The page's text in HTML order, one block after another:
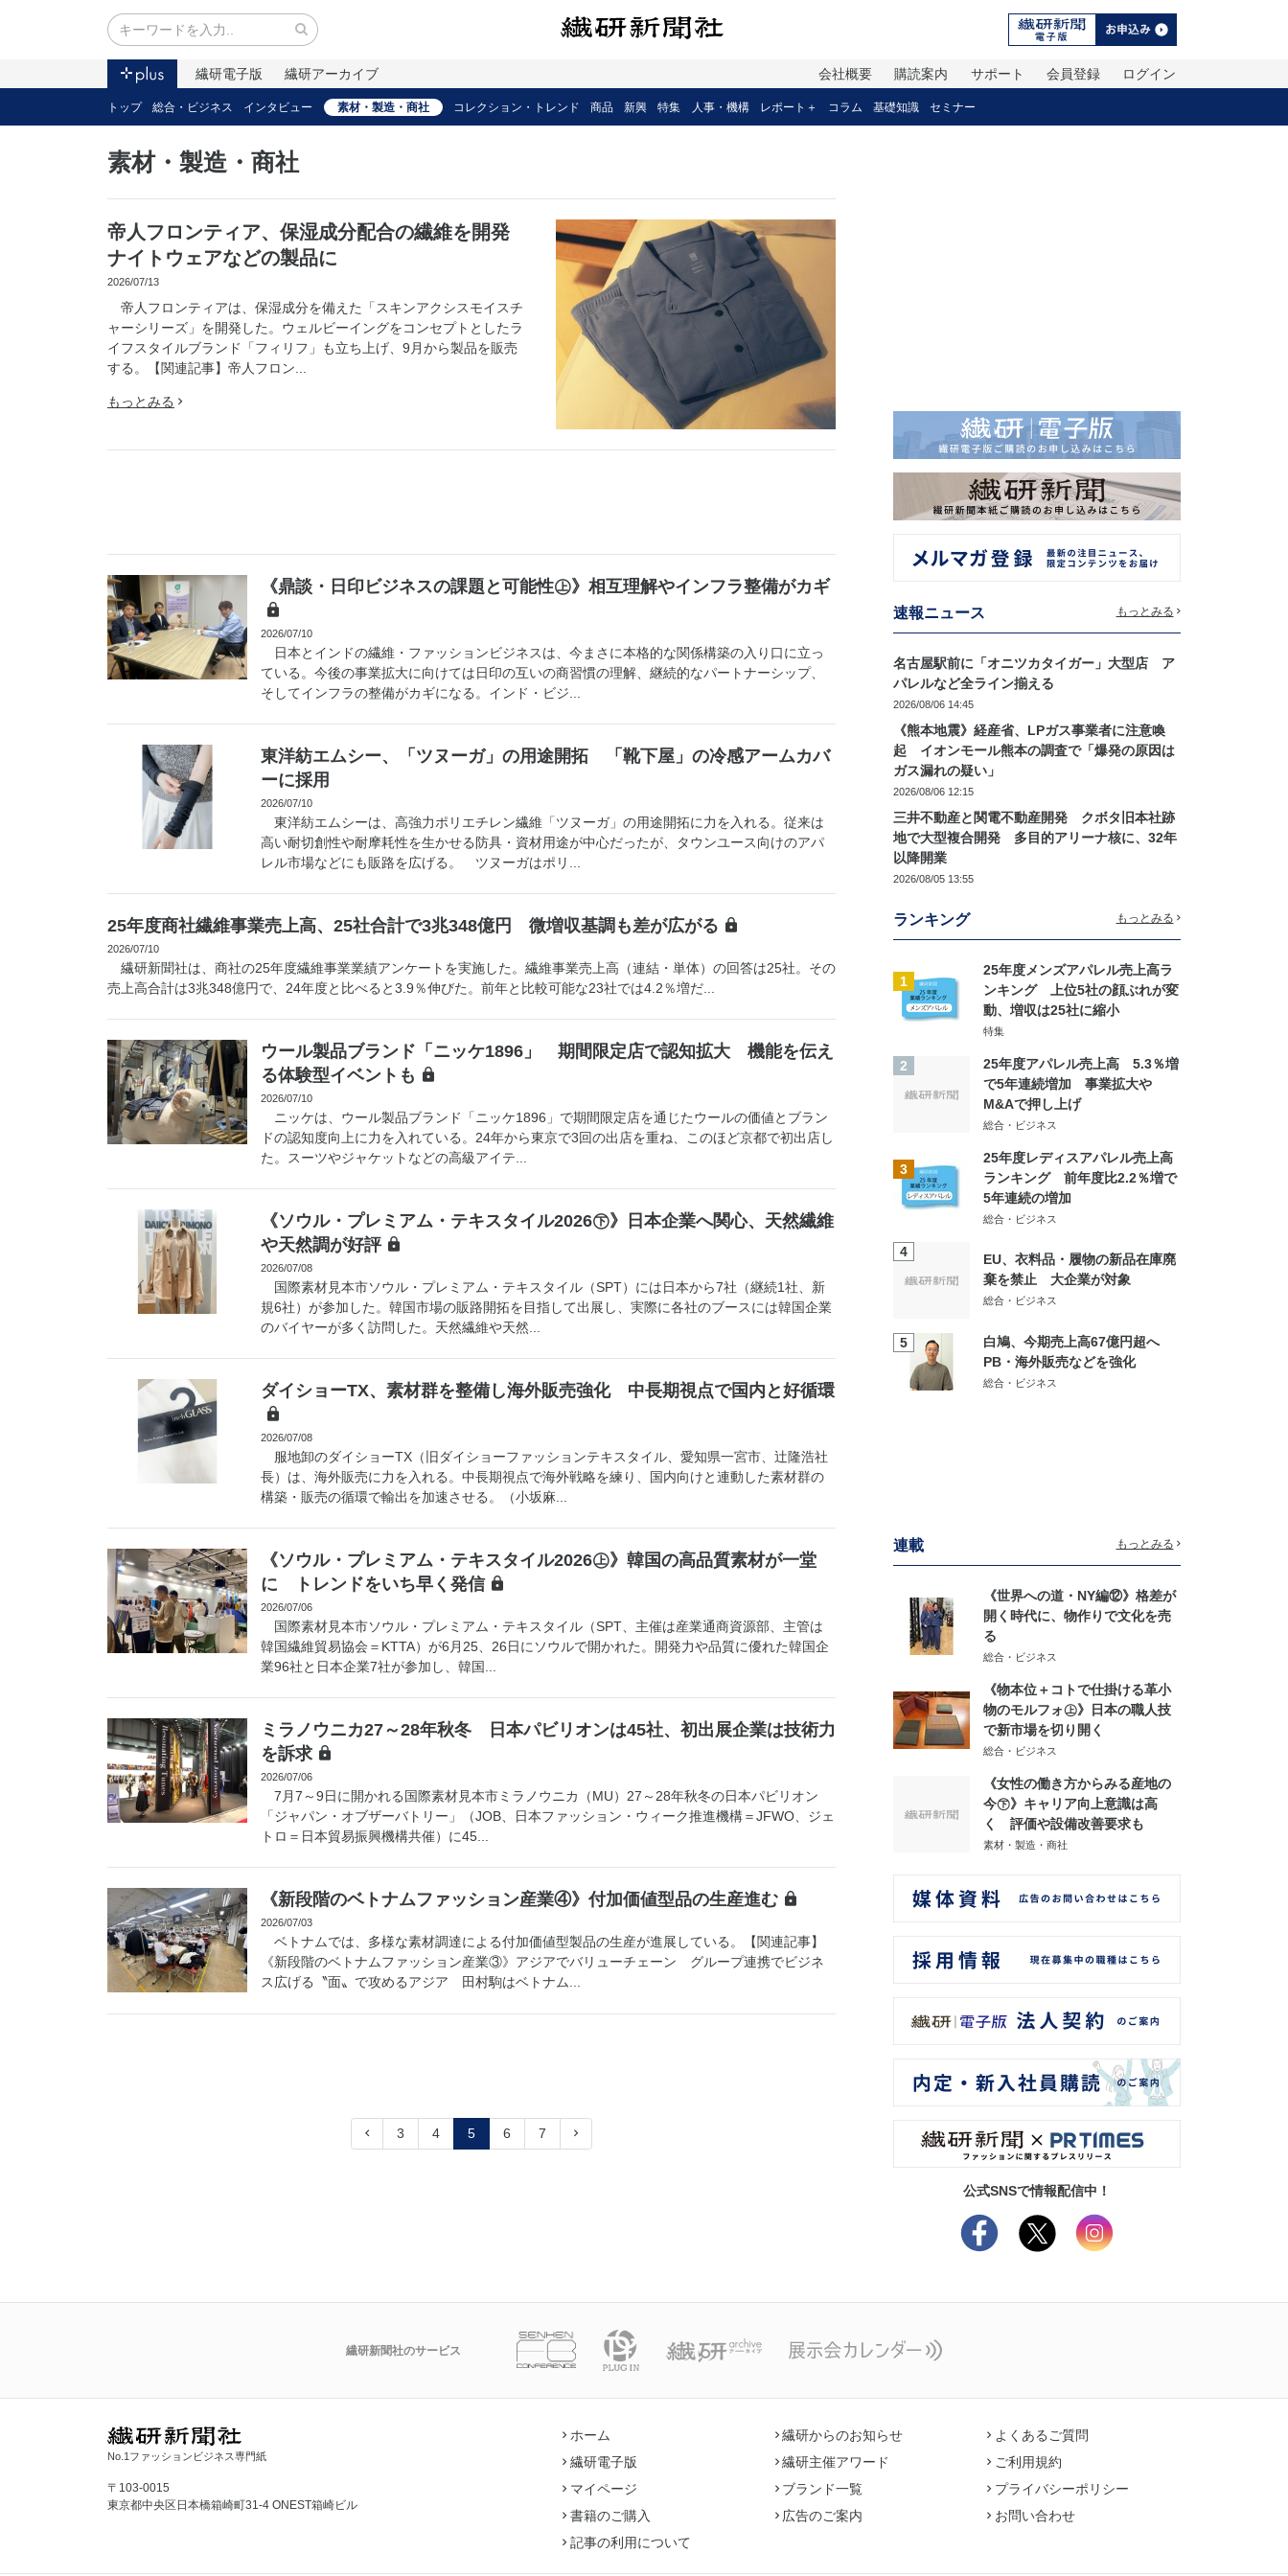
繊研電子版 繊研アーカイブ ログイン
会員登録
サポート
購読案内
会社概要
トップ 総合・ビジネス インタビュー 素材・製造・商社 コレクション・トレンド 商品 新興 特集 人事・機構 レポート＋ コラム 基礎知識 セミナー
素材・製造・商社
帝人フロンティア、保湿成分配合の繊維を開発
ナイトウェアなどの製品に
2026/07/13
帝人フロンティアは、保湿成分を備えた「スキンアクシスモイスチ
ャーシリーズ」を開発した。ウェルビーイングをコンセプトとしたラ
イフスタイルブランド「フィリフ」も立ち上げ、9月から製品を販売
する。【関連記事】帝人フロン...
もっとみる
《鼎談・日印ビジネスの課題と可能性㊤》相互理解やインフラ整備がカギ
2026/07/10
日本とインドの繊維・ファッションビジネスは、今まさに本格的な関係構築の入り口に立っ
ている。今後の事業拡大に向けては日印の互いの商習慣の理解、継続的なパートナーシップ、
そしてインフラの整備がカギになる。インド・ビジ...
東洋紡エムシー、「ツヌーガ」の用途開拓 「靴下屋」の冷感アームカバ
ーに採用
2026/07/10
東洋紡エムシーは、高強力ポリエチレン繊維「ツヌーガ」の用途開拓に力を入れる。従来は
高い耐切創性や耐摩耗性を生かせる防具・資材用途が中心だったが、タウンユース向けのアパ
レル市場などにも販路を広げる。 ツヌーガはポリ...
25年度商社繊維事業売上高、25社合計で3兆348億円 微増収基調も差が広がる
2026/07/10
繊研新聞社は、商社の25年度繊維事業業績アンケートを実施した。繊維事業売上高（連結・単体）の回答は25社。その
売上高合計は3兆348億円で、24年度と比べると3.9％伸びた。前年と比較可能な23社では4.2％増だ...
ウール製品ブランド「ニッケ1896」 期間限定店で認知拡大 機能を伝え
る体験型イベントも
2026/07/10
ニッケは、ウール製品ブランド「ニッケ1896」で期間限定店を通じたウールの価値とブラン
ドの認知度向上に力を入れている。24年から東京で3回の出店を重ね、このほど京都で初出店し
た。スーツやジャケットなどの高級アイテ...
《ソウル・プレミアム・テキスタイル2026㊦》日本企業へ関心、天然繊維
や天然調が好評
2026/07/08
国際素材見本市ソウル・プレミアム・テキスタイル（SPT）には日本から7社（継続1社、新
規6社）が参加した。韓国市場の販路開拓を目指して出展し、実際に各社のブースには韓国企業
のバイヤーが多く訪問した。天然繊維や天然...
ダイショーTX、素材群を整備し海外販売強化 中長期視点で国内と好循環
2026/07/08
服地卸のダイショーTX（旧ダイショーファッションテキスタイル、愛知県一宮市、辻隆浩社
長）は、海外販売に力を入れる。中長期視点で海外戦略を練り、国内向けと連動した素材群の
構築・販売の循環で輸出を加速させる。（小坂麻...
《ソウル・プレミアム・テキスタイル2026㊤》韓国の高品質素材が一堂
に トレンドをいち早く発信
2026/07/06
国際素材見本市ソウル・プレミアム・テキスタイル（SPT、主催は産業通商資源部、主管は
韓国繊維貿易協会＝KTTA）が6月25、26日にソウルで開かれた。開発力や品質に優れた韓国企
業96社と日本企業7社が参加し、韓国...
ミラノウニカ27～28年秋冬 日本パビリオンは45社、初出展企業は技術力
を訴求
2026/07/06
7月7～9日に開かれる国際素材見本市ミラノウニカ（MU）27～28年秋冬の日本パビリオン
「ジャパン・オブザーバトリー」（JOB、日本ファッション・ウィーク推進機構＝JFWO、ジェ
トロ＝日本貿易振興機構共催）に45...
《新段階のベトナムファッション産業④》付加価値型品の生産進む
2026/07/03
ベトナムでは、多様な素材調達による付加価値型製品の生産が進展している。【関連記事】
《新段階のベトナムファッション産業③》アジアでバリューチェーン グループ連携でビジネ
ス広げる〝面〟で攻めるアジア 田村駒はベトナム...
3 4 5 6 7
速報ニュース もっとみる
名古屋駅前に「オニツカタイガー」大型店 ア
パレルなど全ライン揃える
2026/08/06 14:45
《熊本地震》経産省、LPガス事業者に注意喚
起 イオンモール熊本の調査で「爆発の原因は
ガス漏れの疑い」
2026/08/06 12:15
三井不動産と関電不動産開発 クボタ旧本社跡
地で大型複合開発 多目的アリーナ核に、32年
以降開業
2026/08/05 13:55
ランキング もっとみる
1
25年度メンズアパレル売上高ラ
ンキング 上位5社の顔ぶれが変
動、増収は25社に縮小
特集
2
25年度アパレル売上高 5.3％増
で5年連続増加 事業拡大や
M&Aで押し上げ
総合・ビジネス
3
25年度レディスアパレル売上高
ランキング 前年度比2.2％増で
5年連続の増加
総合・ビジネス
4
EU、衣料品・履物の新品在庫廃
棄を禁止 大企業が対象
総合・ビジネス
5
白鳩、今期売上高67億円超へ
PB・海外販売などを強化
総合・ビジネス
連載 もっとみる
《世界への道・NY編⑫》格差が
開く時代に、物作りで文化を売
る
総合・ビジネス
《物本位＋コトで仕掛ける革小
物のモルフォ㊤》日本の職人技
で新市場を切り開く
総合・ビジネス
《女性の働き方からみる産地の
今㊦》キャリア向上意識は高
く 評価や設備改善要求も
素材・製造・商社
公式SNSで情報配信中！
繊研新聞社のサービス
No.1ファッションビジネス専門紙
〒103-0015
東京都中央区日本橋箱崎町31-4 ONEST箱崎ビル
ホーム
繊研電子版
マイページ
書籍のご購入
記事の利用について
繊研からのお知らせ
繊研主催アワード
ブランド一覧
広告のご案内
よくあるご質問
ご利用規約
プライバシーポリシー
お問い合わせ